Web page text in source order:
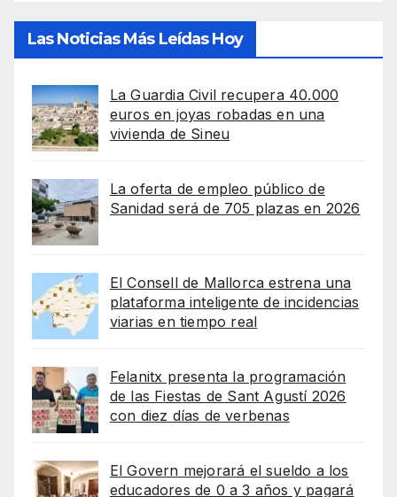
Las Noticias Más Leídas Hoy
La Guardia Civil recupera 40.000
euros en joyas robadas en una
vivienda de Sineu
La oferta de empleo público de
Sanidad será de 705 plazas en 2026
El Consell de Mallorca estrena una
plataforma inteligente de incidencias
viarias en tiempo real
Felanitx presenta la programación
de las Fiestas de Sant Agustí 2026
con diez días de verbenas
El Govern mejorará el sueldo a los
educadores de 0 a 3 años y pagará